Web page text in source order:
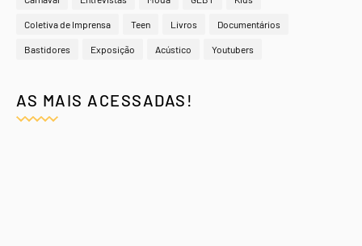
Coletiva de Imprensa Teen Livros Documentários
Bastidores Exposição Acústico Youtubers
AS MAIS ACESSADAS!